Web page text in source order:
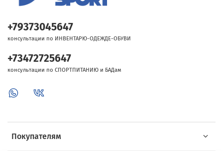
Покупателям
+79373045647
консультации по ИНВЕНТАРЮ-ОДЕЖДЕ-ОБУВИ
+73472725647
консультации по СПОРТПИТАНИЮ и БАДам